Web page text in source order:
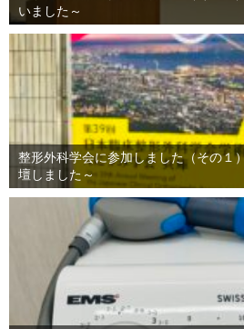
いました～
整形外科学会に参加しました（その１
壇しました～